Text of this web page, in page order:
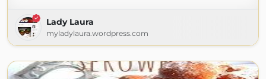
Lady Laura
myladylaura.wordpress.com